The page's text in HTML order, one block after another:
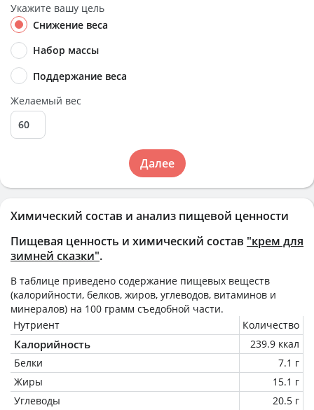
Химический состав и анализ пищевой ценности
Пищевая ценность и химический состав "крем для
зимней сказки".
В таблице приведено содержание пищевых веществ
(калорийности, белков, жиров, углеводов, витаминов и
минералов) на 100 грамм съедобной части.
Нутриент
Количество
Калорийность
239.9 ккал
Белки
7.1 г
Жиры
15.1 г
Углеводы
20.5 г
Укажите вашу цель
Снижение веса
Набор массы
Поддержание веса
Желаемый вес
Далее